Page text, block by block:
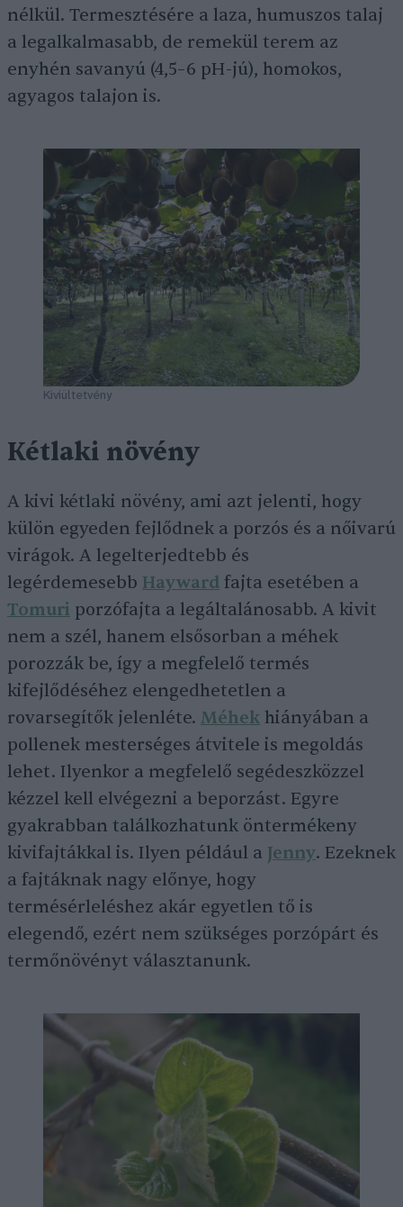
nélkül. Termesztésére a laza, humuszos talaj
a legalkalmasabb, de remekül terem az
enyhén savanyú (4,5–6 pH-jú), homokos,
agyagos talajon is.
Kiviültetvény
Kétlaki növény
A kivi kétlaki növény, ami azt jelenti, hogy
külön egyeden fejlődnek a porzós és a nőivarú
virágok. A legelterjedtebb és
legérdemesebb Hayward fajta esetében a
Tomuri porzófajta a legáltalánosabb. A kivit
nem a szél, hanem elsősorban a méhek
porozzák be, így a megfelelő termés
kifejlődéséhez elengedhetetlen a
rovarsegítők jelenléte. Méhek hiányában a
pollenek mesterséges átvitele is megoldás
lehet. Ilyenkor a megfelelő segédeszközzel
kézzel kell elvégezni a beporzást. Egyre
gyakrabban találkozhatunk öntermékeny
kivifajtákkal is. Ilyen például a Jenny. Ezeknek
a fajtáknak nagy előnye, hogy
termésérleléshez akár egyetlen tő is
elegendő, ezért nem szükséges porzópárt és
termőnövényt választanunk.